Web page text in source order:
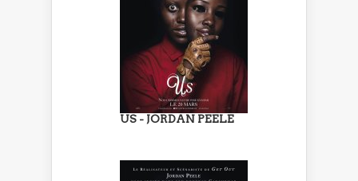
US - JORDAN PEELE